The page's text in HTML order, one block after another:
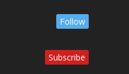
Follow
Subscribe